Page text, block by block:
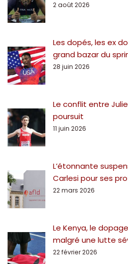
2 août 2026
Les dopés, les ex
grand bazar du
28 juin 2026
Le conflit entre
poursuit
11 juin 2026
L’étonnante
Carlesi pour ses
22 mars 2026
Le Kenya, le
malgré une lutte
22 février 2026